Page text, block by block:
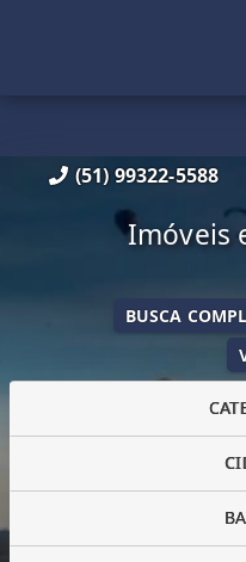
(51) 99322-5588
Imóveis
BUSCA